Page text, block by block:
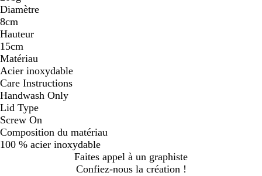
Diamètre
8cm
Hauteur
15cm
Matériau
Acier inoxydable
Care Instructions
Handwash Only
Lid Type
Screw On
Composition du matériau
100 % acier inoxydable
Faites appel à un graphiste
Confiez-nous la création !